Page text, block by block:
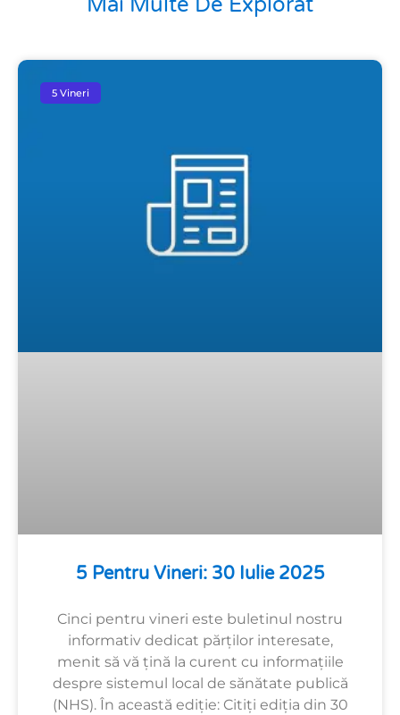
5 Vineri
5 Pentru Vineri: 30 Iulie 2025
Cinci pentru vineri este buletinul nostru
informativ dedicat părților interesate,
menit să vă țină la curent cu informațiile
despre sistemul local de sănătate publică
(NHS). În această ediție: Citiți ediția din 30